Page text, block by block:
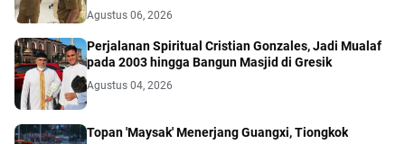
Agustus 06, 2026
Perjalanan Spiritual Cristian Gonzales, Jadi Mualaf
pada 2003 hingga Bangun Masjid di Gresik
Agustus 04, 2026
Topan 'Maysak' Menerjang Guangxi, Tiongkok